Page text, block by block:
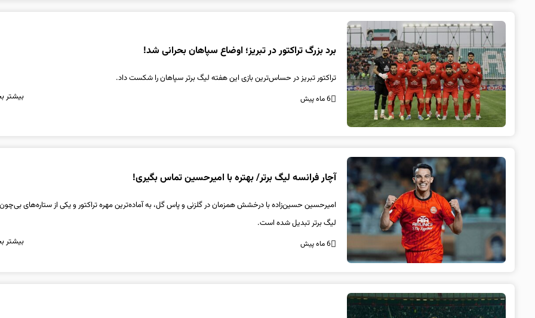
برد بزرگ تراکتور در تبریز؛ اوضاع سپاهان بحرانی شد!
تراکتور تبریز در حساس‌ترین بازی این هفته لیگ برتر سپاهان را شکست داد.
6 ماه پیش بیشتر
آچار فرانسه لیگ برتر/ بهتره با امیرحسین تماس بگیری!
امیرحسین حسین‌زاده با درخشش همزمان در گلزنی و پاس گل، به آماده‌ترین مهره تراکتور و یکی از ستاره‌های
لیگ برتر تبدیل شده است.
6 ماه پیش بیشتر